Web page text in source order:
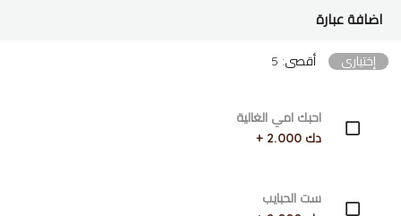
اضافة عبارة
إختياري أقصى: 5
احبك امي الغالية
دك 2.000 +
ست الحبايب